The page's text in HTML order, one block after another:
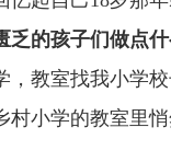
乏的孩子们做点
，教室找我小学
村小学的教室里